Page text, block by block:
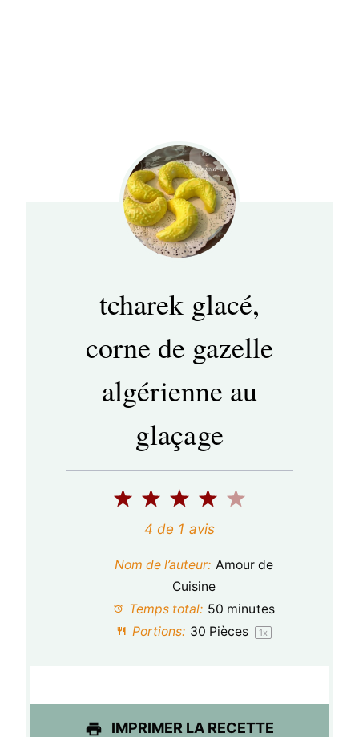
tcharek glacé,
corne de gazelle
algérienne au
glaçage
5
t
i
s
4
t
i
s
3
é
t
o
i
s
2
é
t
i
s
1
t
i
4 de 1 avis
Nom de l’auteur: Amour de
Cuisine
Temps total: 50 minutes
Portions: 30 Pièces 1x
IMPRIMER LA RECETTE